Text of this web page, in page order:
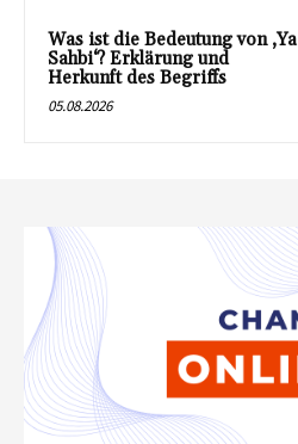
Was ist die Bedeutung von ‚Ya
Sahbi‘? Erklärung und
Herkunft des Begriffs
05.08.2026